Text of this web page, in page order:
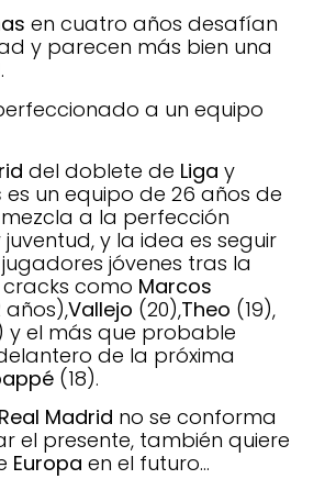
en cuatro años desafían
y parecen más bien una
a un equipo
del doblete de Liga y
es un equipo de 26 años de
a la perfección
y la idea es seguir
jóvenes tras la
como Marcos
años),Vallejo (20),Theo (19),
y el más que probable
de la próxima
(18).
Real Madrid no se conforma
el presente, también quiere
Europa en el futuro…